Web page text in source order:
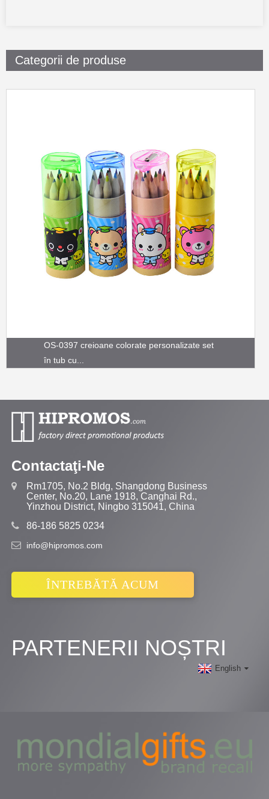
Categorii de produse
OS-0397 creioane colorate personalizate set
în tub cu...
Contactaţi-Ne
Rm1705, No.2 Bldg, Shangdong Business
Center, No.20, Lane 1918, Canghai Rd.,
Yinzhou District, Ningbo 315041, China
86-186 5825 0234
info@hipromos.com
ÎNTREBĂTĂ ACUM
PARTENERII NOȘTRI
English